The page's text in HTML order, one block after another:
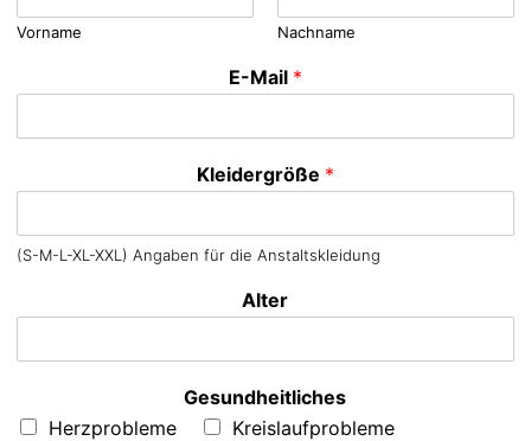
Vorname Nachname
E-Mail *
Kleidergröße *
(S-M-L-XL-XXL) Angaben für die Anstaltskleidung
Alter
Gesundheitliches
Herzprobleme
Kreislaufprobleme